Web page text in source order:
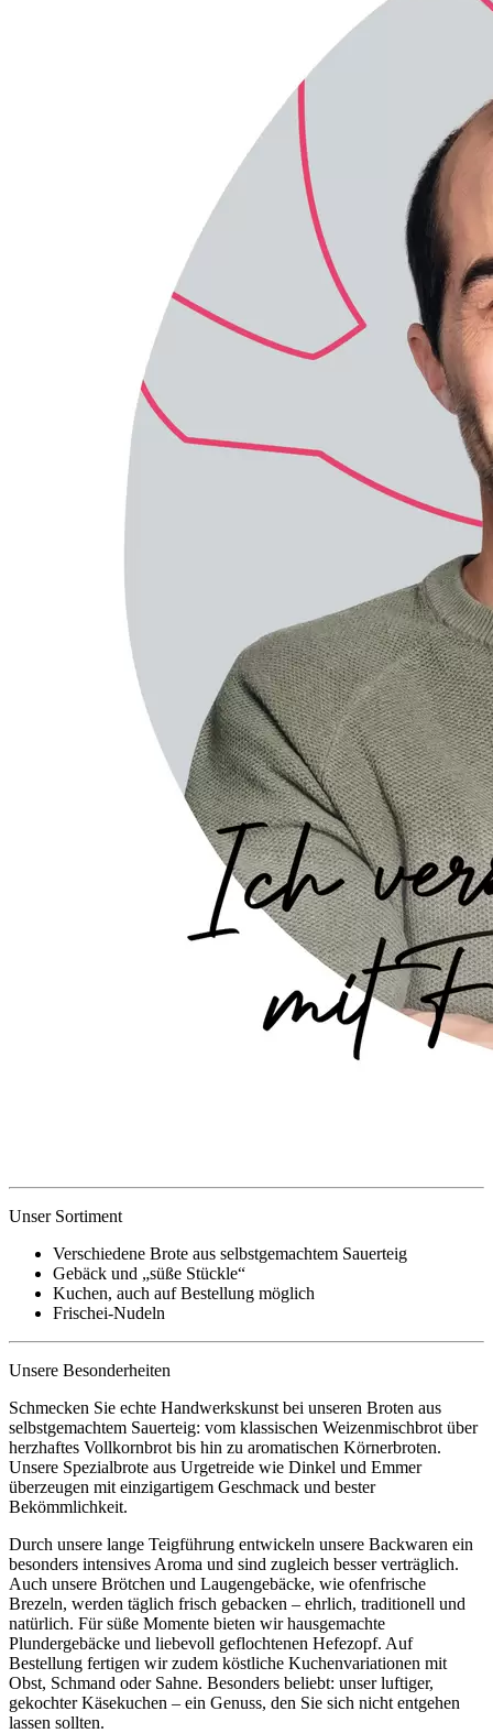
Unser Sortiment
Verschiedene Brote aus selbstgemachtem Sauerteig
Gebäck und „süße Stückle“
Kuchen, auch auf Bestellung möglich
Frischei-Nudeln
Unsere Besonderheiten
Schmecken Sie echte Handwerkskunst bei unseren Broten aus
selbstgemachtem Sauerteig: vom klassischen Weizenmischbrot über
herzhaftes Vollkornbrot bis hin zu aromatischen Körnerbroten.
Unsere Spezialbrote aus Urgetreide wie Dinkel und Emmer
überzeugen mit einzigartigem Geschmack und bester
Bekömmlichkeit.
Durch unsere lange Teigführung entwickeln unsere Backwaren ein
besonders intensives Aroma und sind zugleich besser verträglich.
Auch unsere Brötchen und Laugengebäcke, wie ofenfrische
Brezeln, werden täglich frisch gebacken – ehrlich, traditionell und
natürlich. Für süße Momente bieten wir hausgemachte
Plundergebäcke und liebevoll geflochtenen Hefezopf. Auf
Bestellung fertigen wir zudem köstliche Kuchenvariationen mit
Obst, Schmand oder Sahne. Besonders beliebt: unser luftiger,
gekochter Käsekuchen – ein Genuss, den Sie sich nicht entgehen
lassen sollten.